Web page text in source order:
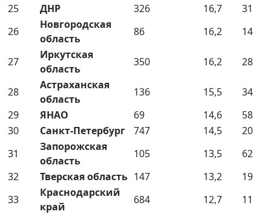
25
ДНР 326 16,7
31
26
Новгородская
область
86 16,2 14
27
Иркутская
область
350 16,2 28
28
Астраханская
область
136 15,5
34
29
ЯНАО 69 14,6
58
30
Санкт-Петербург 747 14,5
20
31
Запорожская
область
105 13,5
62
32
Тверская область 147 13,2
19
33
Краснодарский
край
684 12,7 11